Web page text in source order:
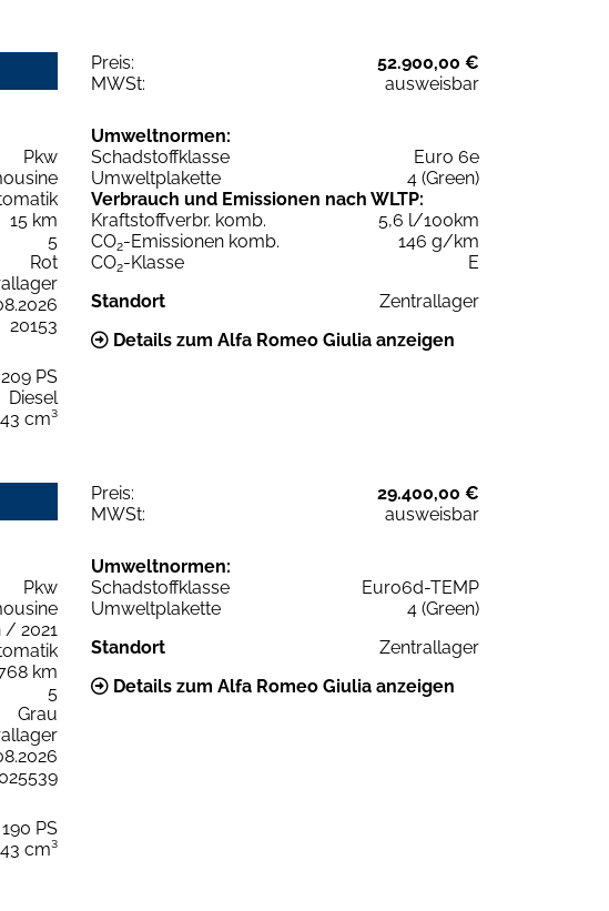
Preis:
52.900,00 €
MWSt:
ausweisbar
Pkw
15 km
5
Rot
20153
PS
Diesel
cm³
Umweltnormen:
Schadstoffklasse
Euro 6e
Umweltplakette
4 (Green)
Verbrauch und Emissionen nach WLTP:
Kraftstoffverbr. komb.
5,6 l/100km
CO2-Emissionen komb.
146 g/km
CO2-Klasse
E
Standort
Zentrallager
Details zum Alfa Romeo Giulia anzeigen
Preis:
29.400,00 €
MWSt:
ausweisbar
Pkw
/ 2021
km
5
Grau
PS
cm³
Umweltnormen:
Schadstoffklasse
Euro6d-TEMP
Umweltplakette
4 (Green)
Standort
Zentrallager
Details zum Alfa Romeo Giulia anzeigen